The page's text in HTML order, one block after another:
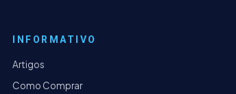
INFORMATIVO
Artigos
Como Comprar